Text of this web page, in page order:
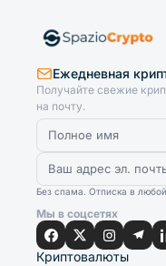
Ежедневная
Получайте свежие
на почту.
Без спама. Отписка в
Мы в соцсетях
Криптовалюты